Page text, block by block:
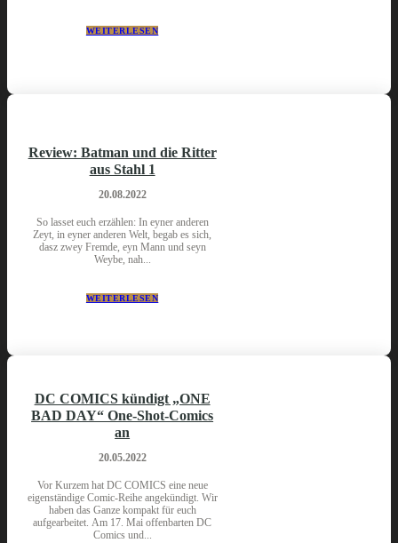
WEITERLESEN
Review: Batman und die Ritter
aus Stahl 1
20.08.2022
So lasset euch erzählen: In eyner anderen
Zeyt, in eyner anderen Welt, begab es sich,
dasz zwey Fremde, eyn Mann und seyn
Weybe, nah...
WEITERLESEN
DC COMICS kündigt „ONE
BAD DAY“ One-Shot-Comics
an
20.05.2022
Vor Kurzem hat DC COMICS eine neue
eigenständige Comic-Reihe angekündigt. Wir
haben das Ganze kompakt für euch
aufgearbeitet. Am 17. Mai offenbarten DC
Comics und...